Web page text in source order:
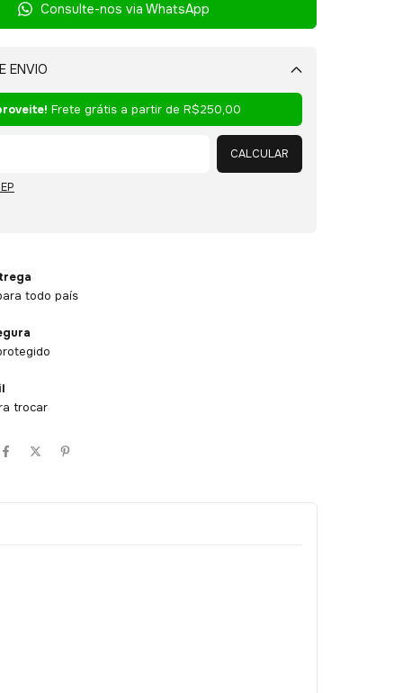
Consulte-nos via WhatsApp
ENVIO
Frete grátis a partir de R$250,00
CALCULAR
todo país
trocar